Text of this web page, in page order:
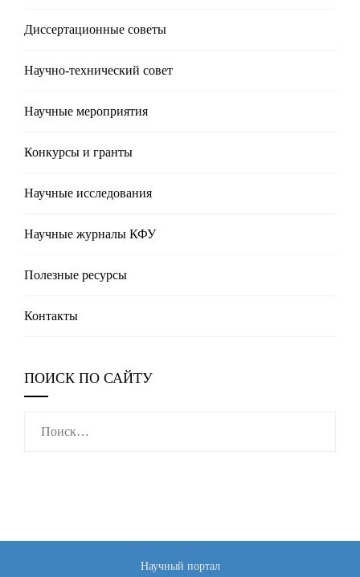
Диссертационные советы
Научно-технический совет
Научные мероприятия
Конкурсы и гранты
Научные исследования
Научные журналы КФУ
Полезные реcурсы
Контакты
ПОИСК ПО САЙТУ
Научный портал